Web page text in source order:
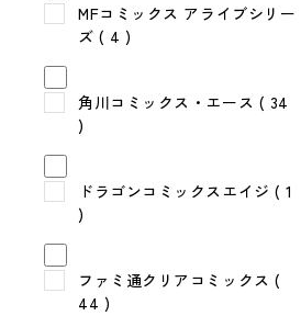
MFコミックス アライブシリー
ズ( 4 )
角川コミックス・エース ( 34
)
ドラゴンコミックスエイジ( 1
)
ファミ通クリアコミックス(
44 )